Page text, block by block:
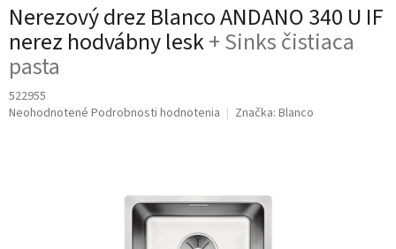
Nerezový drez Blanco ANDANO 340 U IF
nerez hodvábny lesk+ Sinks čistiaca
pasta
522955
Priemerné
Neohodnotené Podrobnosti hodnotenia Značka: Blanco